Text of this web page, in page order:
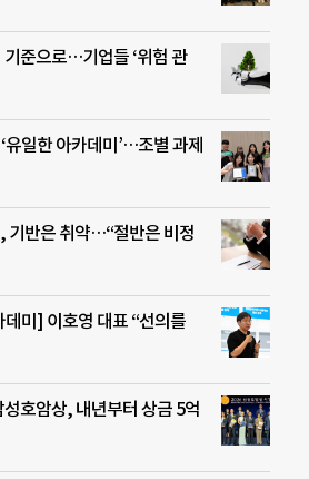
준으로…기업들 ‘위험 관
유일한 아카데미’…조별 과제
기반은 취약…“절반은 비정
미] 이호영 대표 “선의를
호암상, 내년부터 상금 5억